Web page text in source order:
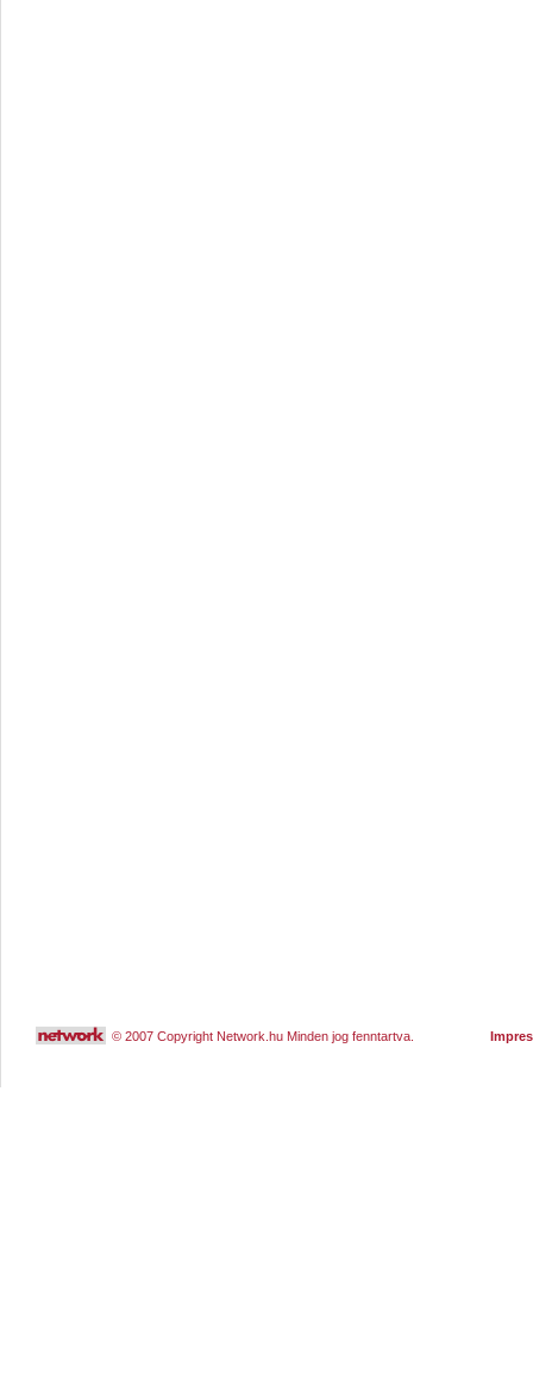
© 2007 Copyright Network.hu Minden jog fenntartva.